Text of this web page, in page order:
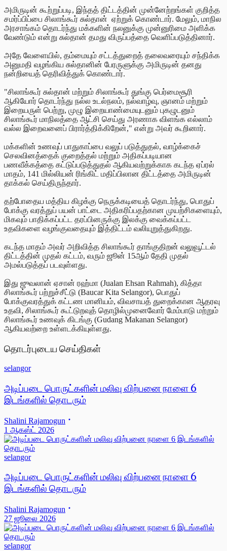
அமிருடின் கூற்றுப்படி, இந்தத் திட்டத்தின் முன்னேற்றங்கள் குறித்த
சமர்ப்பிப்பை சிலாங்கூர் சுல்தான் ஏற்றுக் கொண்டார். மேலும், மாநில
அரசாங்கம் தொடர்ந்து மக்களின் நலனுக்கு முன்னுரிமை அளிக்க
வேண்டும் என்று சுல்தான் தமது விருப்பத்தை வெளிப்படுத்தினார்.
அதே வேளையில், தம்மையும் சட்டத்துறைத் தலைவரையும் சந்திக்க
அனுமதி வழங்கிய சுல்தானின் பேரருளுக்கு அமிருடின் தனது
நன்றியைத் தெரிவித்துக் கொண்டார்.
"சிலாங்கூர் சுல்தான் மற்றும் சிலாங்கூர் துங்கு பெர்மைசூரி
ஆகியோர் தொடர்ந்து நல்ல உடல்நலம், நல்வாழ்வு, ஞானம் மற்றும்
இறையருள் பெற்று, முழு இறையாண்மையுடனும் புகழுடனும்
சிலாங்கூர் மாநிலத்தை ஆட்சி செய்து அரணாக விளங்க எல்லாம்
வல்ல இறைவனைப் பிரார்த்திக்கிறேன்," என்று அவர் கூறினார்.
மக்களின் உணவுப் பாதுகாப்பை வலுப் படுத்துதல், வாழ்க்கைச்
செலவினத்தைக் குறைத்தல் மற்றும் அதிகப்படியான
பணவீக்கத்தை கட்டுப்படுத்துதல் ஆகியவற்றுக்காக கடந்த ஏப்ரல்
மாதம், 141 மில்லியன் ரிங்கிட் மதிப்பிலான திட்டத்தை அமிருடின்
தாக்கல் செய்திருந்தார்.
தற்போதைய மத்திய கிழக்கு நெருக்கடியைத் தொடர்ந்து, பொதுப்
போக்கு வரத்துப் பயன் பாட்டை அதிகரிப்பதற்கான முயற்சிகளையும்,
மிகவும் பாதிக்கப்பட்ட தரப்பினருக்கு இலக்கு வைக்கப்பட்ட
உதவிகளை வழங்குவதையும் இத்திட்டம் வலியுறுத்துகிறது.
கடந்த மாதம் அவர் அறிவித்த சிலாங்கூர் தாங்குதிறன் வலுவூட்டல்
திட்டத்தின் முதல் கட்டம், வரும் ஜூன் 15ஆம் தேதி முதல்
அமல்படுத்தப் படவுள்ளது.
இது ஜுவலான் ஏசான் ரஹ்மா (Jualan Ehsan Rahmah), கித்தா
சிலாங்கூர் பற்றுச்சீட்டு (Baucar Kita Selangor), பொதுப்
போக்குவரத்துக் கட்டண மானியம், விவசாயத் துறைக்கான ஆதரவு
உதவி, சிலாங்கூர் கூட்டுறவுத் தொழில்முனைவோர் மேம்பாடு மற்றும்
சிலாங்கூர் உணவுக் கிடங்கு (Gudang Makanan Selangor)
ஆகியவற்றை உள்ளடக்கியுள்ளது.
தொடர்புடைய செய்திகள்
selangor
அடிப்படை பொருட்களின் மலிவு விற்பனை நாளை 6
இடங்களில் தொடரும்
Shalini Rajamogun
1 ஆகஸ்ட் 2026
selangor
அடிப்படை பொருட்களின் மலிவு விற்பனை நாளை 6
இடங்களில் தொடரும்
Shalini Rajamogun
27 ஜூலை 2026
selangor